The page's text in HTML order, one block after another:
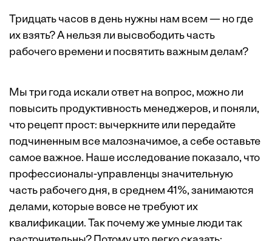
Тридцать часов в день нужны нам всем — но где
их взять? А нельзя ли высвободить часть
рабочего времени и посвятить ­важным делам?
Мы три года искали ответ на вопрос, можно ли
повысить продуктивность менеджеров, и поняли,
что рецепт прост: вычеркните или передайте
подчиненным все малозначимое, а себе оставьте
самое важное. Наше исследование показало, что
профессионалы-управленцы значительную
часть рабочего дня, в среднем 41%, занимаются
делами, которые вовсе не требуют их
квалификации. Так почему же умные люди так